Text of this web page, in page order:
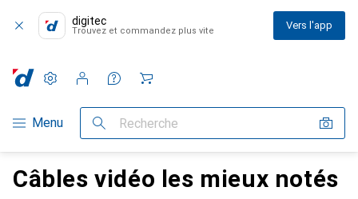
digitec
Trouvez et commandez plus vite Vers l'app
Navigation par catégorie
Menu Recherche
Paramètres
Compte client
Listes de comparaison
Listes d'envies
Panier
Câbles vidéo les mieux notés